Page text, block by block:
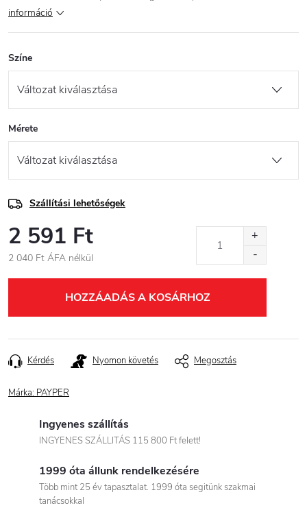
információ
Színe
Mérete
Szállítási lehetőségek
2 591 Ft
2 040 Ft ÁFA nélkül
HOZZÁADÁS A KOSÁRHOZ
Kérdés Nyomon követés Megosztás
Márka: PAYPER
Ingyenes szállítás
INGYENES SZÁLLITÁS 115 800 Ft felett!
1999 óta állunk rendelkezésére
Több mint 25 év tapasztalat. 1999 óta segitünk szakmai
tanácsokkal